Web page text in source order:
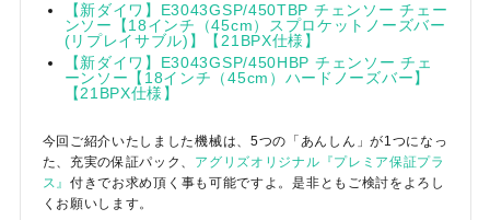
【新ダイワ】E3043GSP/450TBP チェンソー チェー
ンソー【18インチ（45cm）スプロケットノーズバー
(リプレイサブル)】【21BPX仕様】
【新ダイワ】E3043GSP/450HBP チェンソー チェ
ーンソー【18インチ（45cm）ハードノーズバー】
【21BPX仕様】
今回ご紹介いたしました機械は、5つの「あんしん」が1つになっ
た、充実の保証パック、 アグリズオリジナル『プレミア保証プラ
ス』 付きでお求め頂く事も可能ですよ。是非ともご検討をよろし
くお願いします。